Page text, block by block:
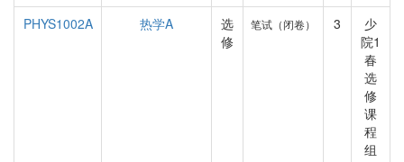
PHYS1002A
热学A
选
修
笔试（闭卷） 3
少
院1
春
选
修
课
程
组